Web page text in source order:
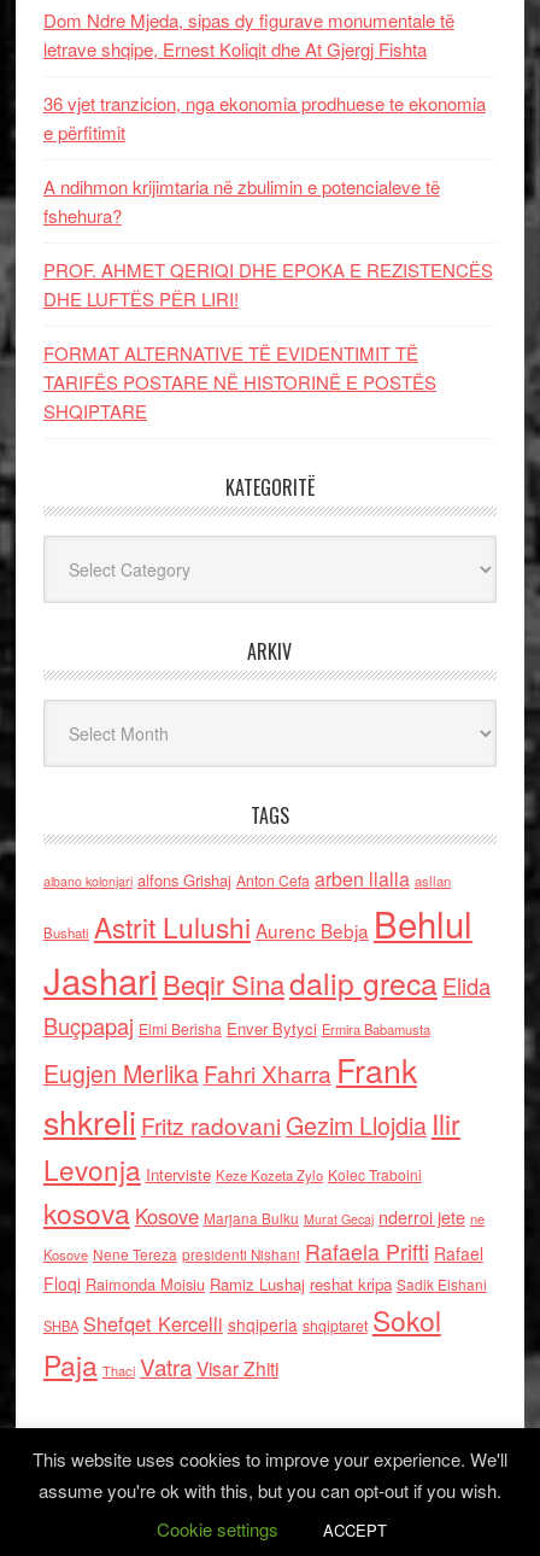
Dom Ndre Mjeda, sipas dy figurave monumentale të
letrave shqipe, Ernest Koliqit dhe At Gjergj Fishta
36 vjet tranzicion, nga ekonomia prodhuese te ekonomia
e përfitimit
A ndihmon krijimtaria në zbulimin e potencialeve të
fshehura?
PROF. AHMET QERIQI DHE EPOKA E REZISTENCЁS
DHE LUFTЁS PЁR LIRI!
FORMAT ALTERNATIVE TË EVIDENTIMIT TË
TARIFËS POSTARE NË HISTORINË E POSTËS
SHQIPTARE
KATEGORITË
ARKIV
TAGS
albano kolonjari alfons Grishaj Anton Cefa arben llalla asllan
Bushati Astrit Lulushi Aurenc Bebja Behlul
Jashari Beqir Sinadalip grecaElida
Buçpapaj Elmi Berisha Enver Bytyci Ermira Babamusta
Eugjen MerlikaFahri Xharra Frank
shkreli Fritz radovaniGezim Llojdia Ilir
Levonja Interviste Keze Kozeta Zylo Kolec Traboini
kosova Kosove Marjana Bulku Murat Gecaj nderroi jete ne
Kosove Nene Tereza presidenti Nishani Rafaela Prifti Rafael
Floqi Raimonda Moisiu Ramiz Lushaj reshat kripa Sadik Elshani
SHBA Shefqet Kercelli shqiperia shqiptaret Sokol
Paja Thaci VatraVisar Zhiti
Log in
This website uses cookies to improve your experience. We'll
assume you're ok with this, but you can opt-out if you wish.
Cookie settings
ACCEPT